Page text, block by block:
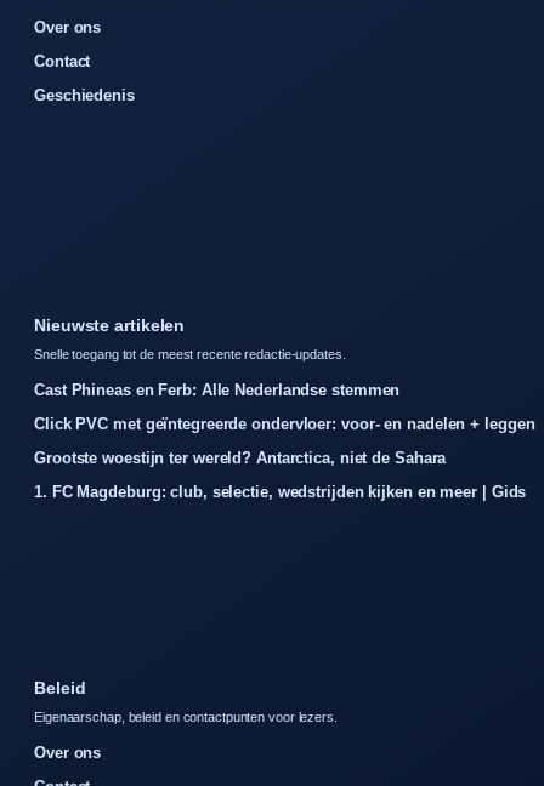
Over ons
Contact
Geschiedenis
Nieuwste artikelen
Snelle toegang tot de meest recente redactie-updates.
Cast Phineas en Ferb: Alle Nederlandse stemmen
Click PVC met geïntegreerde ondervloer: voor- en nadelen + leggen
Grootste woestijn ter wereld? Antarctica, niet de Sahara
1. FC Magdeburg: club, selectie, wedstrijden kijken en meer | Gids
Beleid
Eigenaarschap, beleid en contactpunten voor lezers.
Over ons